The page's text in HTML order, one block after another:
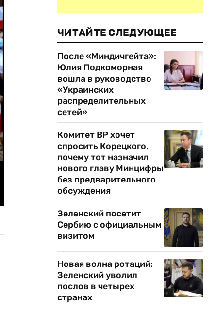
ЧИТАЙТЕ СЛЕДУЮЩЕЕ
После «Миндичгейта»:
Юлия Подкоморная
вошла в руководство
«Украинских
распределительных
сетей»
Комитет ВР хочет
спросить Корецкого,
почему тот назначил
нового главу Минцифры
без предварительного
обсуждения
Зеленский посетит
Сербию с официальным
визитом
Новая волна ротаций:
Зеленский уволил
послов в четырех
странах